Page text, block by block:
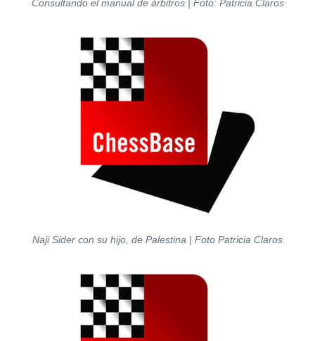
Consultando el manual de árbitros | Foto: Patricia Claros
Naji Sider con su hijo, de Palestina | Foto Patricia Claros